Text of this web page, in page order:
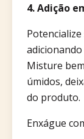
4. Adição
Misture
úmidos,
do produto.
Enxágue